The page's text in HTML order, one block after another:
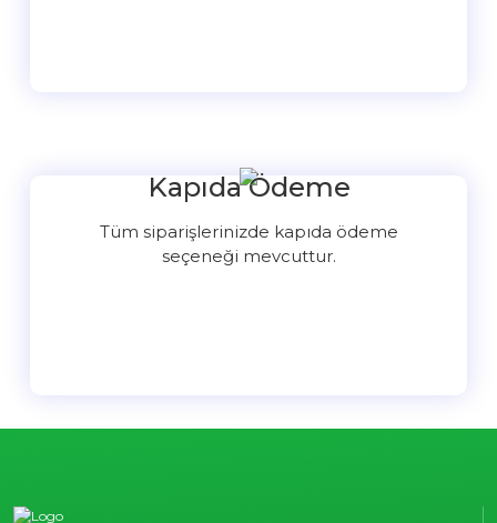
Kapıda Ödeme
Tüm siparişlerinizde kapıda ödeme
seçeneği mevcuttur.